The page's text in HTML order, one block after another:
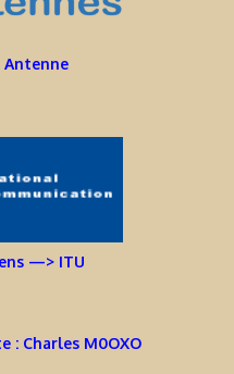
Antenne
—> ITU
: Charles M0OXO